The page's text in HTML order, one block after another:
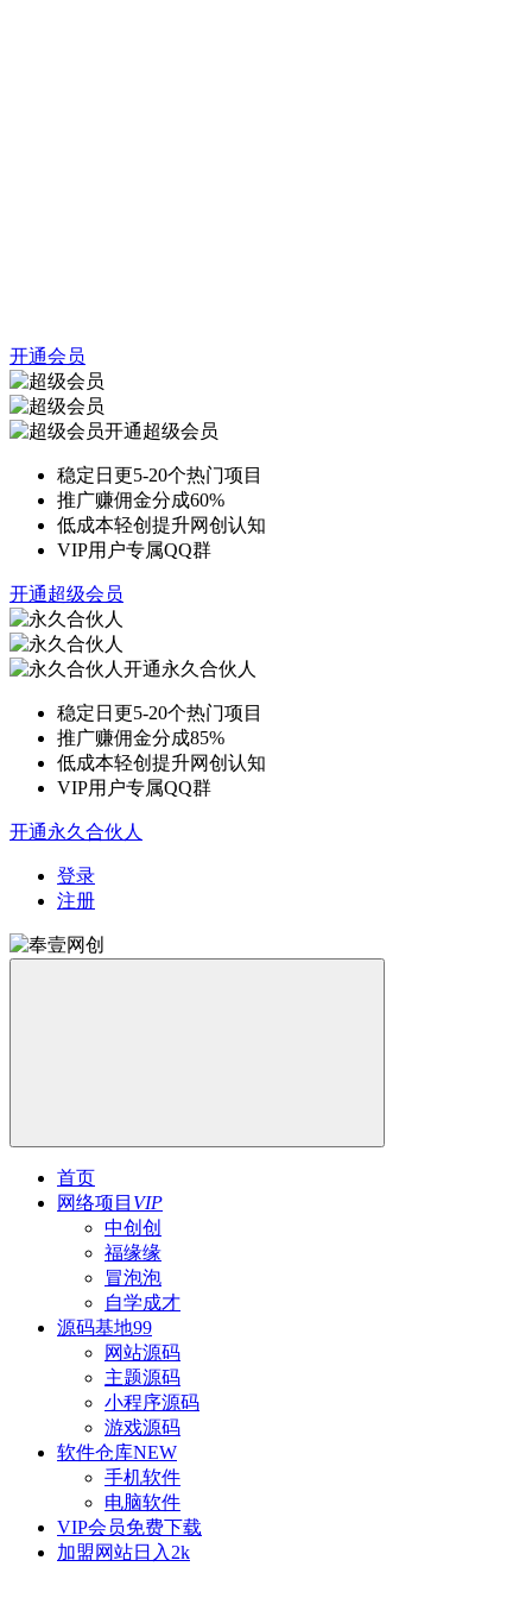
开通会员
开通超级会员
稳定日更5-20个热门项目
推广赚佣金分成60%
低成本轻创提升网创认知
VIP用户专属QQ群
开通超级会员
开通永久合伙人
稳定日更5-20个热门项目
推广赚佣金分成85%
低成本轻创提升网创认知
VIP用户专属QQ群
开通永久合伙人
登录
注册
首页
网络项目 VIP
中创创
福缘缘
冒泡泡
自学成才
源码基地99
网站源码
主题源码
小程序源码
游戏源码
软件仓库NEW
手机软件
电脑软件
VIP会员免费下载
加盟网站日入2k